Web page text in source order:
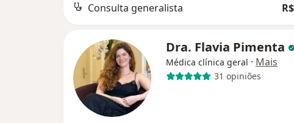
Consulta generalista
Dra. Flavia Pimenta
Médica clínica geral · Mais
31 opiniões